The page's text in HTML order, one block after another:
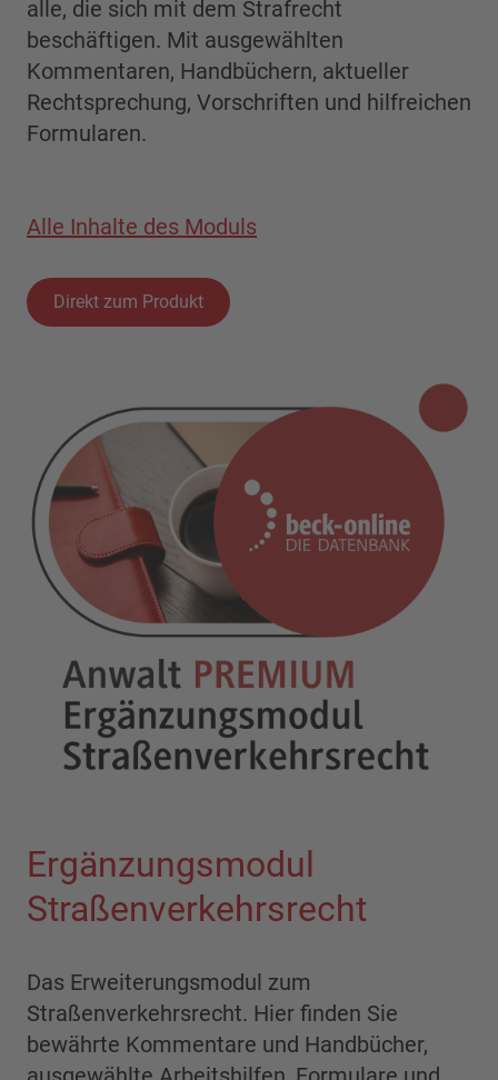
alle, die sich mit dem Strafrecht
beschäftigen. Mit ausgewählten
Kommentaren, Handbüchern, aktueller
Rechtsprechung, Vorschriften und hilfreichen
Formularen.
Alle Inhalte des Moduls
Direkt zum Produkt
Ergänzungsmodul
Straßenverkehrsrecht
Das Erweiterungsmodul zum
Straßenverkehrsrecht. Hier finden Sie
bewährte Kommentare und Handbücher,